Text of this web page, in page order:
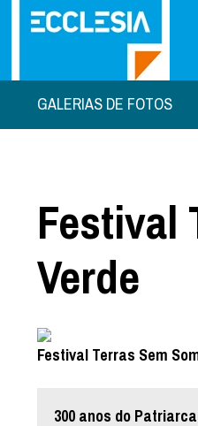
GALERIAS DE FOTOS
Festival
Verde
Festival Terras Sem
300 anos do